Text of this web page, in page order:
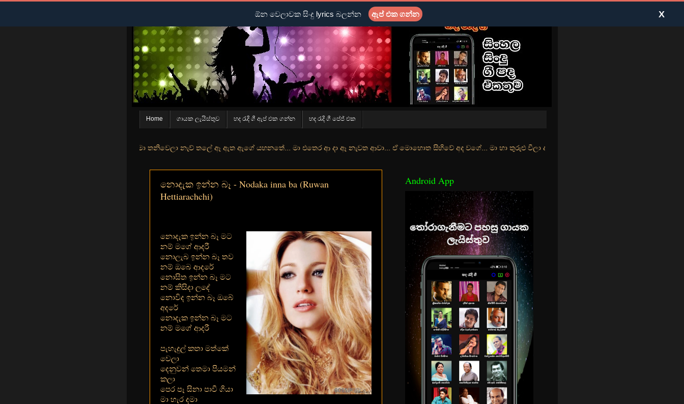
Home ගායක ලැයිස්තුව හද රැදි ගී ඇප් එක ගන්න හද රැදි ගී පේජ් එක
මුහුදු තීරේ ගල් මල් පිපුන යායේ මා තනිවෙලා නැව් තලේ ඈ ඇත ඇගේ යහනතේ... මා එතෙර ආ දා ඈ නැවත ආවා... ඒ මොහොත සිහිවේ අද වගේ... මා හා තුරුළු වීලා දෑසේ කදුළු බීලා රහසේ සුසුම් ලෑ හඩ ඇසේ... නිල්වන්
නොදැක ඉන්න බෑ - Nodaka inna ba (Ruwan
Hettiarachchi)
නොදැක ඉන්න බෑ මට
නම් මගේ ආදරී
නොලැබ ඉන්න බෑ තව
නම් ඔබෙ ආදරේ
නොසිත ඉන්න බෑ මට
නම් කිසිදා ලදේ
නොවිද ඉන්න බෑ ඔබේ
අදරේ
නොදැක ඉන්න බෑ මට
නම් මගේ ආදරී
පැහැදුල් කතා මත්කේ
වෙලා
දෙනුවන් තෙමා පියමන්
කලා
පෙර පෑ සිනා පාවී ගියා
මා හැර දමා
Android App
ඕන වෙලාවක සිංදු lyrics බලන්න ඇප් එක ගන්න X